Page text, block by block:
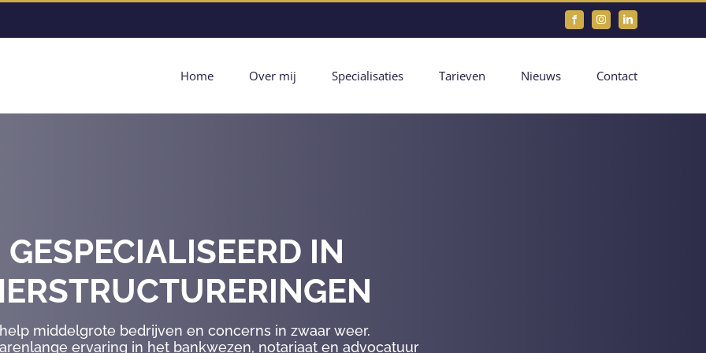
FacebookInstagramLinkedIn
Home Over mij Specialisaties Tarieven Nieuws Contact
GESPECIALISEERD IN
middelgrote bedrijven en concerns in zwaar weer.
ervaring in het bankwezen, notariaat en advocatuur